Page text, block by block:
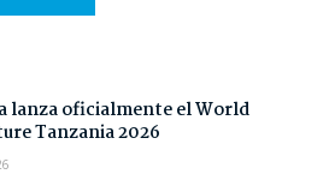
lanza oficialmente el World
Tanzania 2026